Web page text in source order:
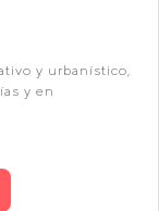
y urbanístico,
y en